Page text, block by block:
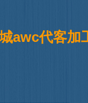
awc代客加